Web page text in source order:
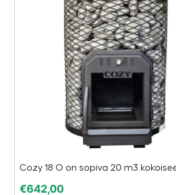
Cozy 18 O on sopiva 20 m3
€642,00